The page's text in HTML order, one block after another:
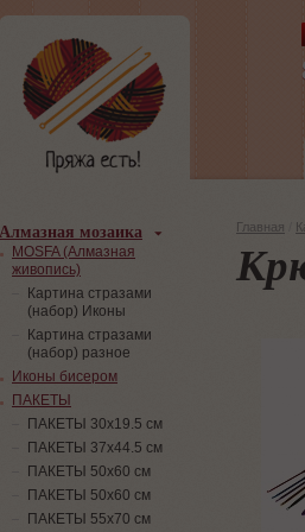
Главная
Алмазная мозаика
MOSFA (Алмазная
живопись)
Картина стразами
(набор) Иконы
Картина стразами
(набор) разное
Иконы бисером
ПАКЕТЫ
ПАКЕТЫ 30х19.5 см
ПАКЕТЫ 37х44.5 см
ПАКЕТЫ 50х60 см
ПАКЕТЫ 50х60 см
ПАКЕТЫ 55х70 см